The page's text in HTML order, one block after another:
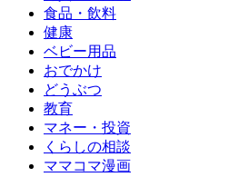
食品・飲料
健康
ベビー用品
おでかけ
どうぶつ
教育
マネー・投資
くらしの相談
ママコマ漫画